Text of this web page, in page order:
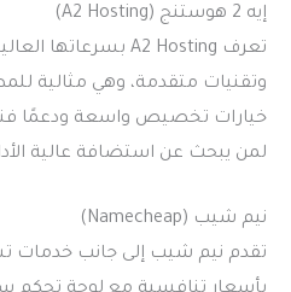
إيه 2 هوستنج (A2 Hosting)
وتقنيات متقدمة، وهي مثالية
خيارات تخصيص واسعة ودعمًا فنيًا
لمن يبحث عن استضافة عالية
نيم شيب (Namecheap)
تقدم نيم شيب إلى جانب خدمات